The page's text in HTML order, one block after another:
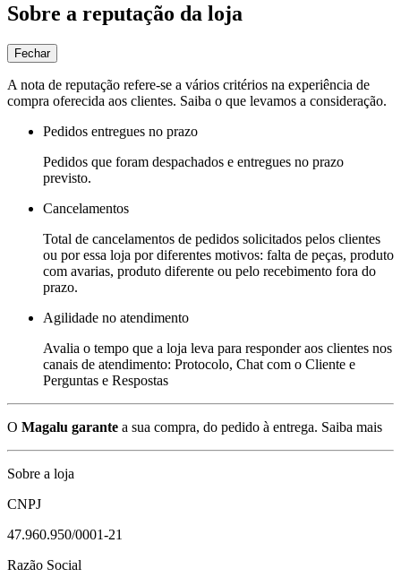
Sobre a reputação da loja
Fechar
A nota de reputação refere-se a vários critérios na experiência de
compra oferecida aos clientes. Saiba o que levamos a consideração.
Pedidos entregues no prazo
Pedidos que foram despachados e entregues no prazo
previsto.
Cancelamentos
Total de cancelamentos de pedidos solicitados pelos clientes
ou por essa loja por diferentes motivos: falta de peças, produto
com avarias, produto diferente ou pelo recebimento fora do
prazo.
Agilidade no atendimento
Avalia o tempo que a loja leva para responder aos clientes nos
canais de atendimento: Protocolo, Chat com o Cliente e
Perguntas e Respostas
O Magalu garante a sua compra, do pedido à entrega. Saiba mais
Sobre a loja
CNPJ
47.960.950/0001-21
Razão Social